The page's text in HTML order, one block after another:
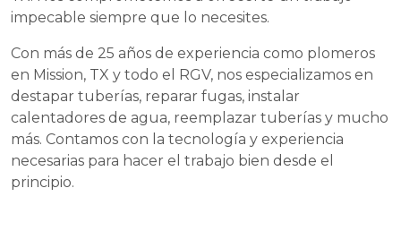
impecable siempre que lo necesites.
Con más de 25 años de experiencia como plomeros
en Mission, TX y todo el RGV, nos especializamos en
destapar tuberías, reparar fugas, instalar
calentadores de agua, reemplazar tuberías y mucho
más. Contamos con la tecnología y experiencia
necesarias para hacer el trabajo bien desde el
principio.